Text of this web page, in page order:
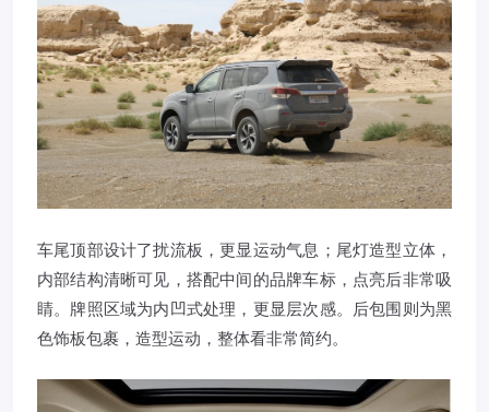
车尾顶部设计了扰流板，更显运动气息；尾灯造型立体，
内部结构清晰可见，搭配中间的品牌车标，点亮后非常吸
睛。牌照区域为内凹式处理，更显层次感。后包围则为黑
色饰板包裹，造型运动，整体看非常简约。